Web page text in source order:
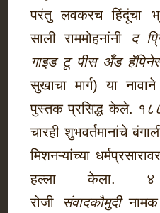
परंतु लवकरच हिंदूंचा
साली राममोहनांनी
द
गाइड टू पीस अँड
सुखाचा मार्ग) या
पुस्तक प्रसिद्ध केले.
चारही शुभवर्तमानांचे
मिशनऱ्यांच्या
हल्ला केला. ४
रोजी
संवादकौमुदीनामक